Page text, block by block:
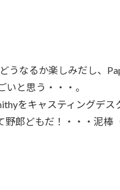
うなるか楽しみだし、
いと思う・・・。
をキャスティングデス
野郎どもだ！・・・泥棒